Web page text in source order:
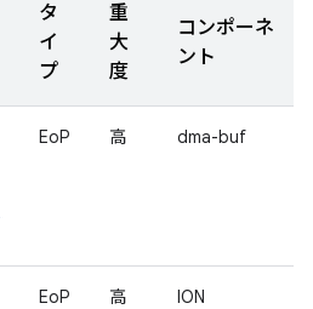
タ
イ
プ
重
大
度
コンポーネ
ント
EoP 高 dma-buf
EoP 高 ION